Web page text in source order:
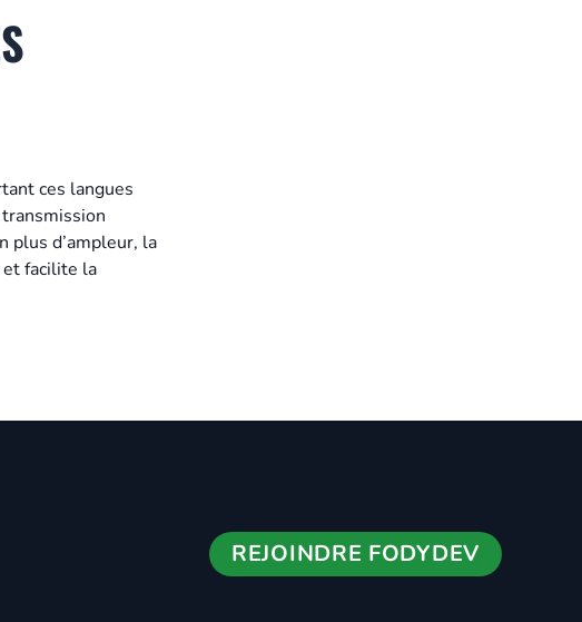
ces langues
plus d’ampleur, la
et facilite la
REJOINDRE FODYDEV